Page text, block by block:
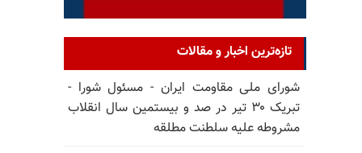
تازه‌ترین اخبار و مقالات
شورای ملی مقاومت ایران - مسئول شورا -
تبریک ۳۰ تیر در صد و بیستمین سال انقلاب
مشروطه علیه سلطنت مطلقه